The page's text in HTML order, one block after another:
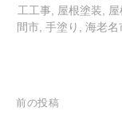
工工事
屋根塗装
間市 手塗り 海老名
投
前の投稿